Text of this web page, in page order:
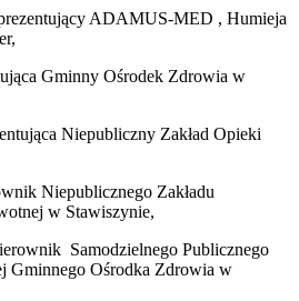
ADAMUS-MED , Humieja
Gminny Ośrodek Zdrowia w
Niepubliczny Zakład Opieki
Niepublicznego Zakładu
w Stawiszynie,
Samodzielnego Publicznego
Gminnego Ośrodka Zdrowia w